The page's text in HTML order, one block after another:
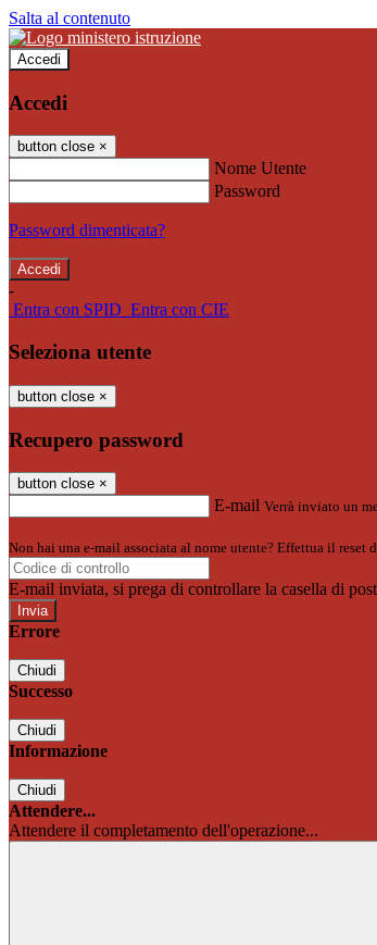
Salta al contenuto
Accedi
Accedi
button close ×
Nome Utente
Password
Password dimenticata?
-
Entra con SPID Entra con CIE
Seleziona utente
button close ×
Recupero password
button close ×
E-mail Verrà inviato un
Non hai una e-mail associata al nome utente? Effettua il reset
E-mail inviata, si prega di controllare la casella di
Errore
Chiudi
Successo
Chiudi
Informazione
Chiudi
Attendere...
Attendere il completamento dell'operazione...